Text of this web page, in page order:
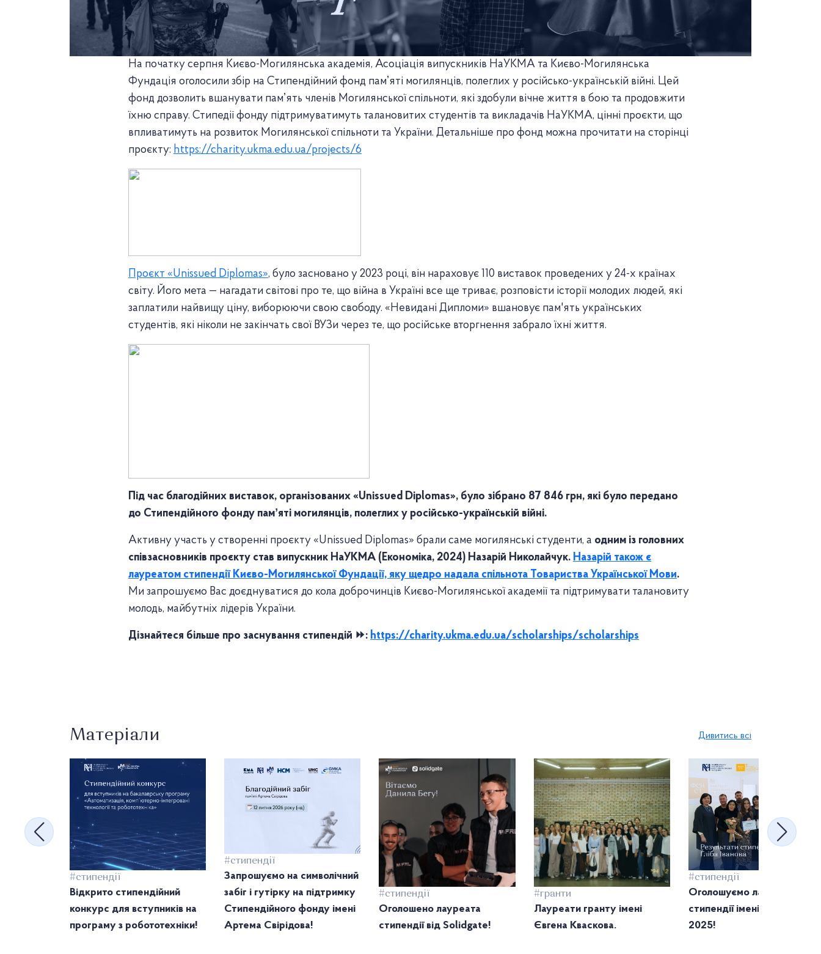
На початку серпня Києво-Могилянська академія, Асоціація випускників НаУКМА та Києво-Могилянська
Фундація оголосили збір на Стипендійний фонд памʼяті могилянців, полеглих у російсько-українській війні. Цей
фонд дозволить вшанувати памʼять членів Могилянської спільноти, які здобули вічне життя в бою та продовжити
їхню справу. Стипедії фонду підтримуватимуть талановитих студентів та викладачів НаУКМА, цінні проєкти, що
впливатимуть на розвиток Могилянської спільноти та України. Детальніше про фонд можна прочитати на сторінці
проєкту: https://charity.ukma.edu.ua/projects/6
Проєкт «Unissued Diplomas», було засновано у 2023 році, він нараховує 110 виставок проведених у 24-х країнах
світу. Його мета — нагадати світові про те, що війна в Україні все ще триває, розповісти історії молодих людей, які
заплатили найвищу ціну, виборюючи свою свободу. «Невидані Дипломи» вшановує пам'ять українських
студентів, які ніколи не закінчать свої ВУЗи через те, що російське вторгнення забрало їхні життя.
Під час благодійних виставок, організованих «Unissued Diplomas», було зібрано 87 846 грн, які було передано
до Стипендійного фонду памʼяті могилянців, полеглих у російсько-українській війні.
Активну участь у створенні проєкту «Unissued Diplomas» брали саме могилянські студенти, а одним із головних
співзасновників проєкту став випускник НаУКМА (Економіка, 2024) Назарій Николайчук. Назарій також є
лауреатом стипендії Києво-Могилянської Фундації, яку щедро надала спільнота Товариства Української Мови.
Ми запрошуємо Вас доєднуватися до кола доброчинців Києво-Могилянської академії та підтримувати талановиту
молодь, майбутніх лідерів України.
Дізнайтеся більше про заснування стипендій ⏩️: https://charity.ukma.edu.ua/scholarships/scholarships
Матеріали Дивитись всі
#стипендії
Відкрито стипендійний
конкурс для вступників на
програму з робототехніки!
#стипендії
Запрошуємо на символічний
забіг і гутірку на підтримку
Стипендійного фонду імені
Артема Свірідова!
#стипендії
Оголошено лауреата
стипендії від Solidgate!
#гранти
Лауреати гранту імені
Євгена Кваскова.
#стипендії
Оголошуємо лауреаток
стипендії імені Гліба
2025!